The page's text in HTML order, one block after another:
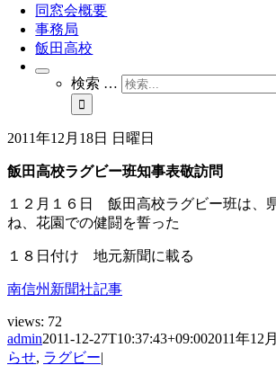
同窓会概要
事務局
飯田高校
検索 …
2011年12月18日 日曜日
飯田高校ラグビー班知事表敬訪問
１２月１６日 飯田高校ラグビー班は
ね、花園での健闘を誓った
１８日付け 地元新聞に載る
南信州新聞社記事
views: 72
admin2011-12-27T10:37:43+09:002011年12
らせ, ラグビー|